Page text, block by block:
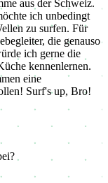
aus der Schweiz.
ich unbedingt
zu surfen. Für
die genauso
ich gerne die
kennenlernen.
eine
Surf's up, Bro!